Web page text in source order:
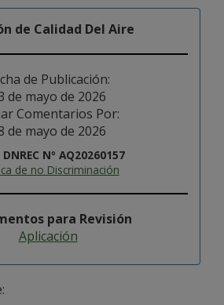
de Calidad Del Aire
de Publicación:
de mayo de 2026
Comentarios Por:
de mayo de 2026
Nº AQ20260157
de no Discriminación
para Revisión
Aplicación